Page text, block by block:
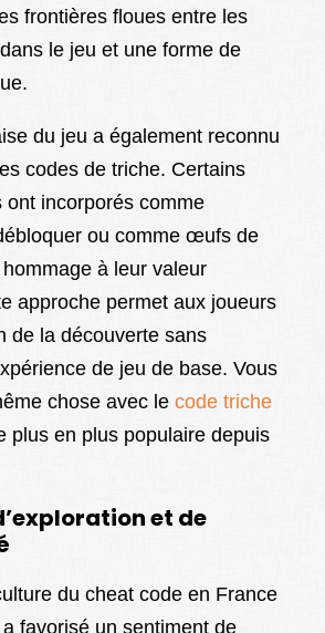
frontières floues entre les
le jeu et une forme de
du jeu a également reconnu
codes de triche. Certains
ont incorporés comme
ou comme œufs de
à leur valeur
approche permet aux joueurs
de la découverte sans
de jeu de base. Vous
chose avec le code triche
plus en plus populaire depuis
et de
du cheat code en France
favorisé un sentiment de